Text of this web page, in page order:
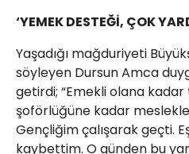
‘YEMEK DESTEĞİ, ÇOK
Yaşadığı mağduriyeti
söyleyen Dursun Amca
getirdi; “Emekli olana
şoförlüğüne kadar
Gençliğim çalışarak geçti.
kaybettim. O günden bu